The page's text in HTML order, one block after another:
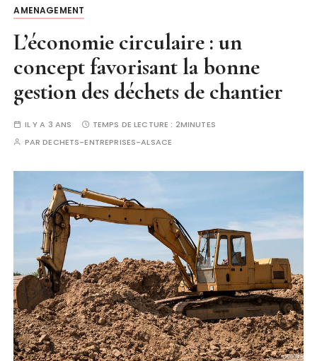
AMENAGEMENT
L’économie circulaire : un
concept favorisant la bonne
gestion des déchets de chantier
IL Y A 3 ANS TEMPS DE LECTURE : 2MINUTES
PARDECHETS-ENTREPRISES-ALSACE